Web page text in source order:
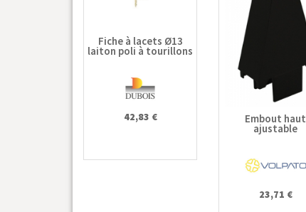
Fiche à lacets Ø13
laiton poli à tourillons
42,83 € Embout haut
ajustable
23,71 €